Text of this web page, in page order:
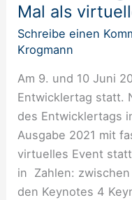
Mal als
Schreibe einen
Krogmann
Am 9. und 10 Juni
Entwicklertag statt.
des Entwicklertags
Ausgabe 2021 mit
virtuelles Event
in Zahlen:
den Keynotes 4
ersten
Mal
als
Event